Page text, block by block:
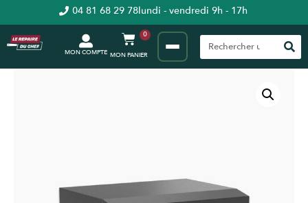
04 81 68 29 78lundi - vendredi 9h - 17h
MON COMPTE
0